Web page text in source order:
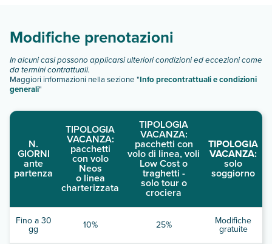
Modifiche prenotazioni
In alcuni casi possono applicarsi ulteriori condizioni ed eccezioni come
da termini contrattuali.
Maggiori informazioni nella sezione "Info precontrattuali e condizioni
generali"
N.
GIORNI
ante
partenza
TIPOLOGIA
VACANZA:
pacchetti
con volo
Neos
o linea
charterizzata
TIPOLOGIA
VACANZA:
pacchetti con
volo di linea, voli
Low Cost o
traghetti -
solo tour o
crociera
TIPOLOGIA
VACANZA:
solo
soggiorno
Fino a 30
gg 10% 25% Modifiche
gratuite